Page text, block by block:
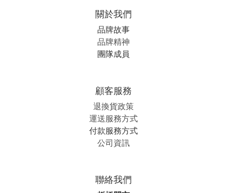
關於我們
品牌故事
品牌精神
團隊成員
顧客服務
退換貨政策
運送服務方式
付款服務方式
公司資訊
聯絡我們